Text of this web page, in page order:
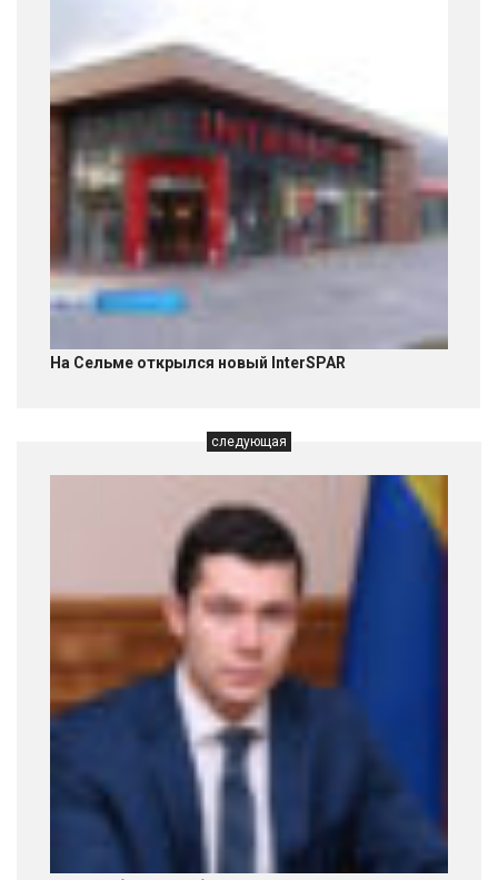
На Сельме открылся новый InterSPAR
следующая